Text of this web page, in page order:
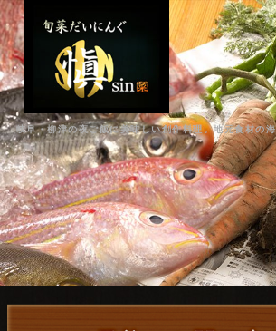
岐阜・柳津の夜ご飯に美味しい創作料理。地元食材の